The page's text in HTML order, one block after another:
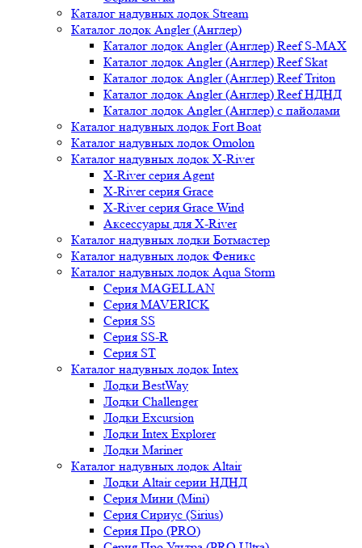
Каталог надувных лодок Stream
Каталог лодок Angler (Англер)
Каталог лодок Angler (Англер) Reef S-MAX
Каталог лодок Angler (Англер) Reef Skat
Каталог лодок Angler (Англер) Reef Triton
Каталог лодок Angler (Англер) Reef НДНД
Каталог лодок Angler (Англер) с пайолами
Каталог надувных лодок Fort Boat
Каталог надувных лодок Omolon
Каталог надувных лодок X-River
X-River серия Agent
X-River серия Grace
X-River серия Grace Wind
Аксессуары для X-River
Каталог надувных лодки Ботмастер
Каталог надувных лодок Феникc
Каталог надувных лодок Aqua Storm
Серия MAGELLAN
Серия MAVERICK
Серия SS
Серия SS-R
Серия ST
Каталог надувных лодок Intex
Лодки BestWay
Лодки Challenger
Лодки Excursion
Лодки Intex Explorer
Лодки Mariner
Каталог надувных лодок Altair
Лодки Altair серии НДНД
Серия Мини (Mini)
Серия Сириус (Sirius)
Серия Про (PRO)